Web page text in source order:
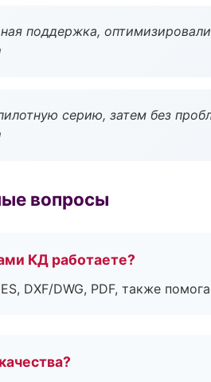
поддержка,
серию, затем без
вопросы
КД работаете?
DXF/DWG, PDF, также